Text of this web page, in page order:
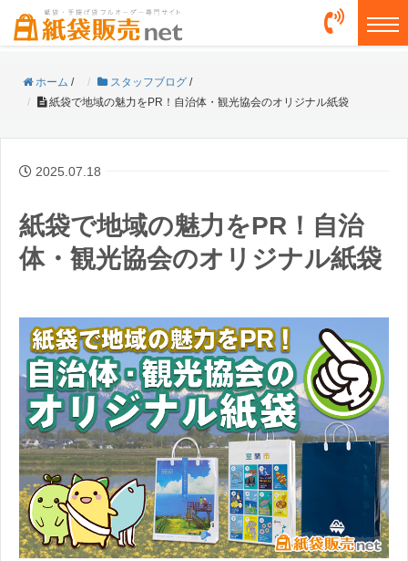
ホーム / スタッフブログ /
紙袋で地域の魅力をPR！自治体・観光協会のオリジナル紙袋
2025.07.18
紙袋で地域の魅力をPR！自治
体・観光協会のオリジナル紙袋